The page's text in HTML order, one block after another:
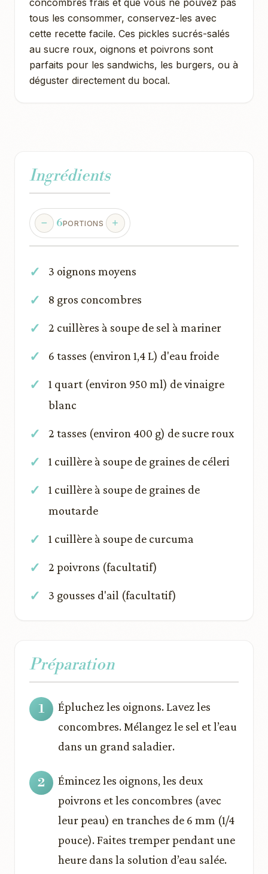
concombres frais et que vous ne pouvez pas
tous les consommer, conservez-les avec
cette recette facile. Ces pickles sucrés-salés
au sucre roux, oignons et poivrons sont
parfaits pour les sandwichs, les burgers, ou à
déguster directement du bocal.
Ingrédients
6PORTIONS
3 oignons moyens
8 gros concombres
2 cuillères à soupe de sel à mariner
6 tasses (environ 1,4 L) d'eau froide
1 quart (environ 950 ml) de vinaigre
blanc
2 tasses (environ 400 g) de sucre roux
1 cuillère à soupe de graines de céleri
1 cuillère à soupe de graines de
moutarde
1 cuillère à soupe de curcuma
2 poivrons (facultatif)
3 gousses d'ail (facultatif)
Préparation
Épluchez les oignons. Lavez les
concombres. Mélangez le sel et l’eau
dans un grand saladier.
Émincez les oignons, les deux
poivrons et les concombres (avec
leur peau) en tranches de 6 mm (1/4
pouce). Faites tremper pendant une
heure dans la solution d’eau salée.